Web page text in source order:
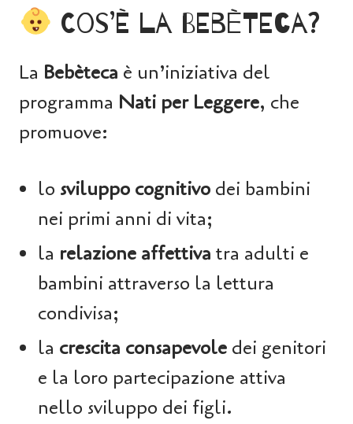
Cos’è la Bebèteca?
La Bebèteca è un’iniziativa del
programma Nati per Leggere, che
promuove:
lo sviluppo cognitivo dei bambini
nei primi anni di vita;
la relazione affettiva tra adulti e
bambini attraverso la lettura
condivisa;
la crescita consapevole dei genitori
e la loro partecipazione attiva
nello sviluppo dei figli.